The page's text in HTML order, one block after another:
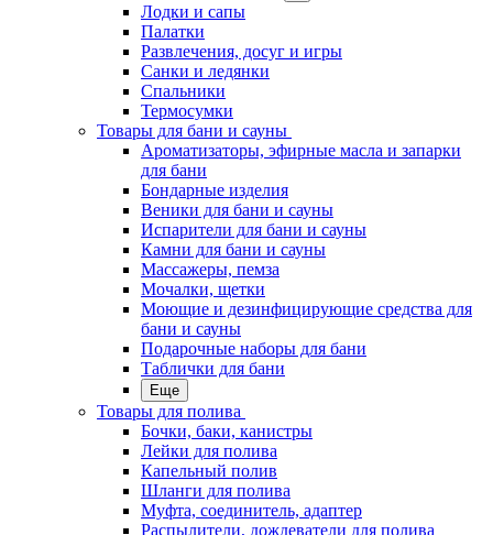
Лодки и сапы
Палатки
Развлечения, досуг и игры
Санки и ледянки
Спальники
Термосумки
Товары для бани и сауны
Ароматизаторы, эфирные масла и запарки
для бани
Бондарные изделия
Веники для бани и сауны
Испарители для бани и сауны
Камни для бани и сауны
Массажеры, пемза
Мочалки, щетки
Моющие и дезинфицирующие средства для
бани и сауны
Подарочные наборы для бани
Таблички для бани
Еще
Товары для полива
Бочки, баки, канистры
Лейки для полива
Капельный полив
Шланги для полива
Муфта, соединитель, адаптер
Распылители, дождеватели для полива